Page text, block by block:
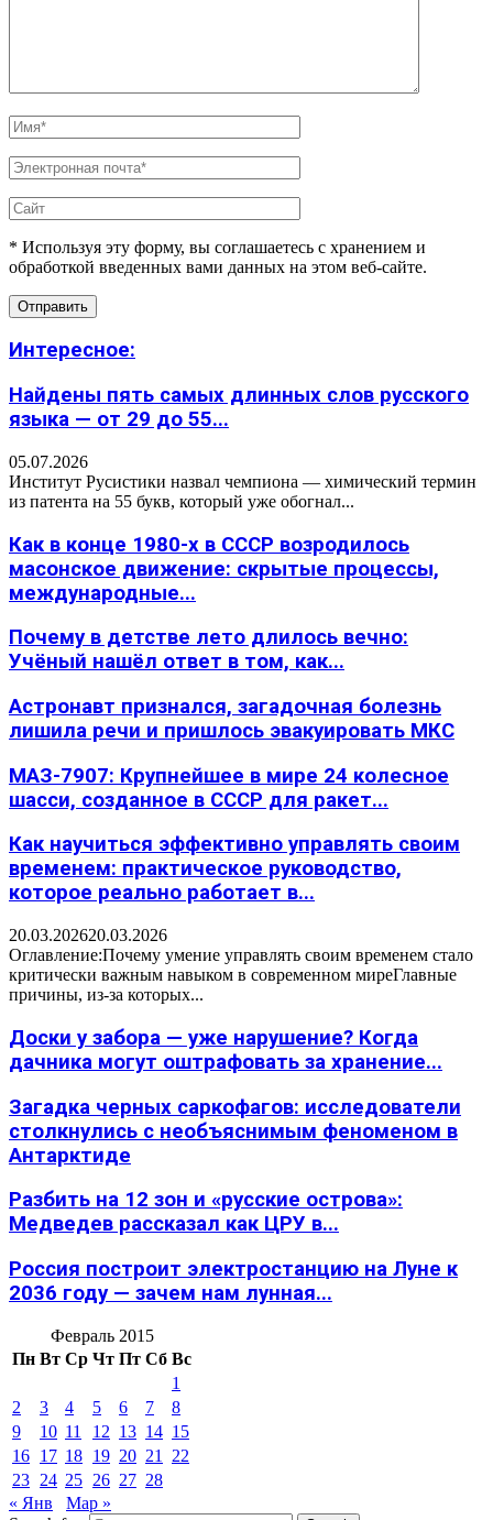
* Используя эту форму, вы соглашаетесь с хранением и
обработкой введенных вами данных на этом веб-сайте.
Интересное:
Найдены пять самых длинных слов русского
языка — от 29 до 55...
05.07.2026
Институт Русистики назвал чемпиона — химический термин
из патента на 55 букв, который уже обогнал...
Как в конце 1980-х в СССР возродилось
масонское движение: скрытые процессы,
международные...
Почему в детстве лето длилось вечно:
Учёный нашёл ответ в том, как...
Астронавт признался, загадочная болезнь
лишила речи и пришлось эвакуировать МКС
МАЗ-7907: Крупнейшее в мире 24 колесное
шасси, созданное в СССР для ракет...
Как научиться эффективно управлять своим
временем: практическое руководство,
которое реально работает в...
20.03.202620.03.2026
Оглавление:Почему умение управлять своим временем стало
критически важным навыком в современном миреГлавные
причины, из-за которых...
Доски у забора — уже нарушение? Когда
дачника могут оштрафовать за хранение...
Загадка черных саркофагов: исследователи
столкнулись с необъяснимым феноменом в
Антарктиде
Разбить на 12 зон и «русские острова»:
Медведев рассказал как ЦРУ в...
Россия построит электростанцию на Луне к
2036 году — зачем нам лунная...
Февраль 2015
Пн Вт Ср Чт Пт Сб Вс
1
2
3 4 5 6 7
8
9
10 11 12 13 14 15
16 17 18 19 20 21
22
23 24 25 26 27 28
« Янв
Мар »